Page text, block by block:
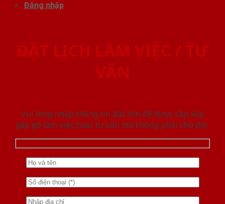
Đăng nhập
ĐẶT LỊCH LÀM VIỆC / TƯ
VẤN
Vui lòng nhập thông tin đặt lịch để được sắp xếp
gặp gỡ làm việc hoăc tư vấn mà không phải chờ đợi.